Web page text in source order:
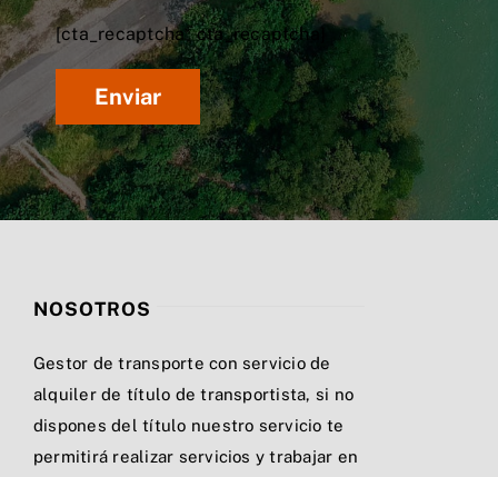
[cta_recaptcha* cta_recaptcha]
NOSOTROS
Gestor de transporte con servicio de
alquiler de título de transportista, si no
dispones del título nuestro servicio te
permitirá realizar servicios y trabajar en